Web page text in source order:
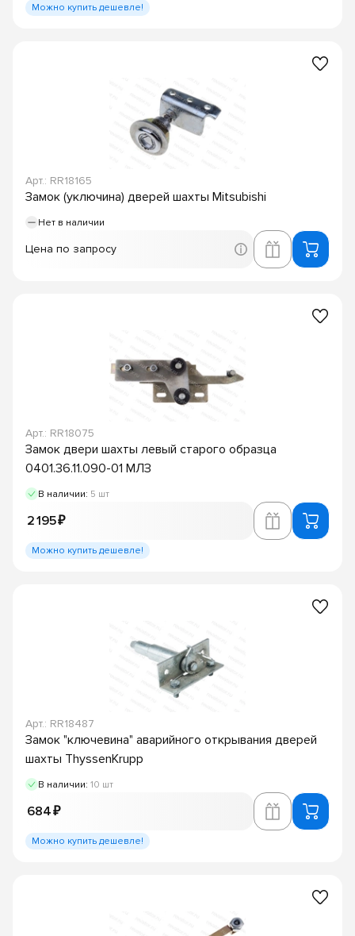
Можно купить дешевле!
Арт.: RR18165
Замок (уключина) дверей шахты Mitsubishi
Нет в наличии
Цена по запросу
Арт.: RR18075
Замок двери шахты левый старого образца
0401.36.11.090-01 МЛЗ
В наличии: 5 шт
2 195 ₽
Можно купить дешевле!
Арт.: RR18487
Замок "ключевина" аварийного открывания дверей
шахты ThyssenKrupp
В наличии: 10 шт
684 ₽
Можно купить дешевле!